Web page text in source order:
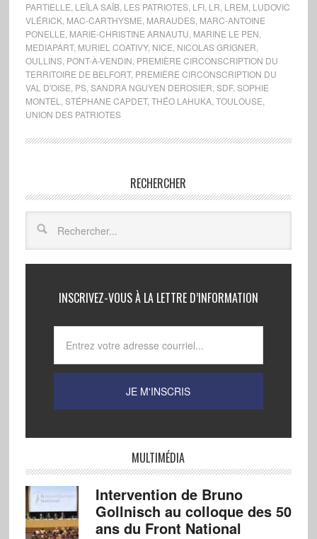
PARTIELLE LEÏLA SAÏB, LES PATRIOTES, LFI, LR LREM LUDOVIC
VLÉRICK, MAC-CARTHYSME MARAUDES, MARC-ANTOINE
PONELLE MARIE-CHRISTINE ARNAUTU MARINE LE PEN
MEDIAPART, MURIEL COATIVY, NICE NICOLAS GRIGNER
OULLINS, PONT-À-VENDIN PREMIÈRE CIRCONSCRIPTION DU
TERRITOIRE DE BELFORT, PREMIÈRE CIRCONSCRIPTION DU
VAL D'OISE PS, SANDRA NGUYEN DEROSIER SDF, SOPHIE
MONTEL
STÉPHANE CAPDET, THÉO LAHUKA, TOULOUSE
UNION DES PATRIOTES
RECHERCHER
INSCRIVEZ-VOUS À LA LETTRE D’INFORMATION
MULTIMÉDIA
Intervention de Bruno
Gollnisch au colloque des 50
ans du Front National